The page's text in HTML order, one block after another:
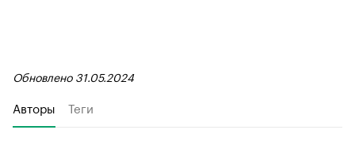
Обновлено 31.05.2024
Авторы Теги